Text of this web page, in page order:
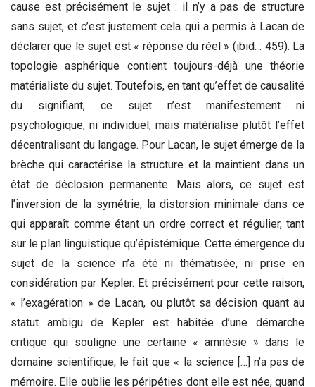
cause est précisément le sujet : il n’y a pas de structure
sans sujet, et c’est justement cela qui a permis à Lacan de
déclarer que le sujet est « réponse du réel » (ibid. : 459). La
topologie asphérique contient toujours-déjà une théorie
matérialiste du sujet. Toutefois, en tant qu’effet de causalité
du signifiant, ce sujet n’est manifestement ni
psychologique, ni individuel, mais matérialise plutôt l’effet
décentralisant du langage. Pour Lacan, le sujet émerge de la
brèche qui caractérise la structure et la maintient dans un
état de déclosion permanente. Mais alors, ce sujet est
l’inversion de la symétrie, la distorsion minimale dans ce
qui apparaît comme étant un ordre correct et régulier, tant
sur le plan linguistique qu’épistémique. Cette émergence du
sujet de la science n’a été ni thématisée, ni prise en
considération par Kepler. Et précisément pour cette raison,
« l’exagération » de Lacan, ou plutôt sa décision quant au
statut ambigu de Kepler est habitée d’une démarche
critique qui souligne une certaine « amnésie » dans le
domaine scientifique, le fait que « la science […] n’a pas de
mémoire. Elle oublie les péripéties dont elle est née, quand